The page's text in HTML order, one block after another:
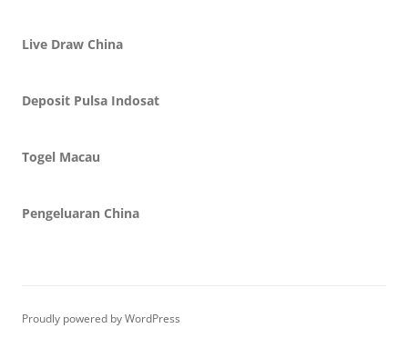
Live Draw China
Deposit Pulsa Indosat
Togel Macau
Pengeluaran China
Proudly powered by WordPress